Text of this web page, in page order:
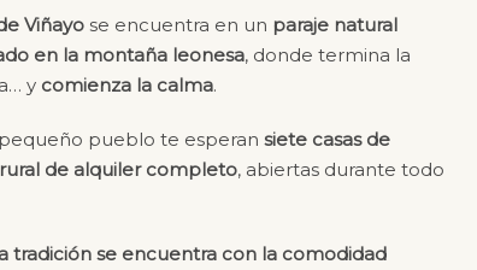
Viñayo se encuentra en un paraje natural
en la montaña leonesa, donde termina la
y comienza la calma.
pueblo te esperan siete casas de
de alquiler completo, abiertas durante todo
tradición se encuentra con la comodidad